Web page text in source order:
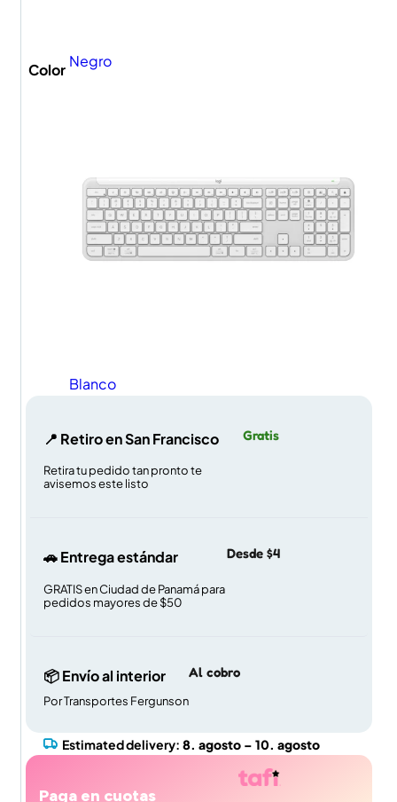
Color Negro
Blanco
📍 Retiro en San Francisco
Retira tu pedido tan pronto te
avisemos este listo
Gratis
🚗 Entrega estándar
GRATIS en Ciudad de Panamá para
pedidos mayores de $50
Desde $4
📦 Envío al interior
Por Transportes Fergunson
Al cobro
Estimated delivery: 8. agosto – 10. agosto
Paga en cuotas